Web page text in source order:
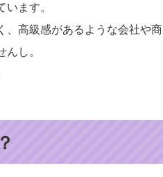
ます。
、高級感があるような会社や商
し。